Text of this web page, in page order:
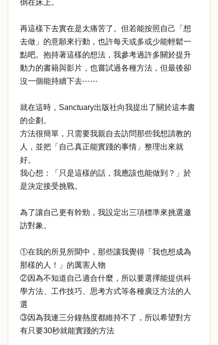
倒在床上。
再這樣下去實在是太痛苦了。但若能按照自己「想
去做」的意願來行動，也許每天或多或少能輕鬆一
點吧。抱持著這樣的想法，我參考過許多關於提升
動力的書籍與影片，也嘗試過各種方法，但最後卻
沒一個能持續下去⋯⋯
就在這時，Sanctuary出版社向我提出了關於這本書
的企劃。
方法很簡單，只需要我親自去訪問那些我想請教的
人，並把「自己真正能實踐的事情」整理出來就
好。
我心想：「只是這樣的話，我應該也能做到？」於
是決定接受挑戰。
為了讓自己更有幹勁，我設定出三項標準來挑選邀
訪對象。
①在我的所見所聞中，那些讓我覺得「我也想成為
那樣的人！」的厲害人物
②因為不知道自己適合什麼，所以要選擇能提供科
學方法、工作技巧、思考方式等各種廣泛方法的人
選
③因為我連三分鐘熱度都維持不了，所以希望對方
有只要30秒就能實踐的方法